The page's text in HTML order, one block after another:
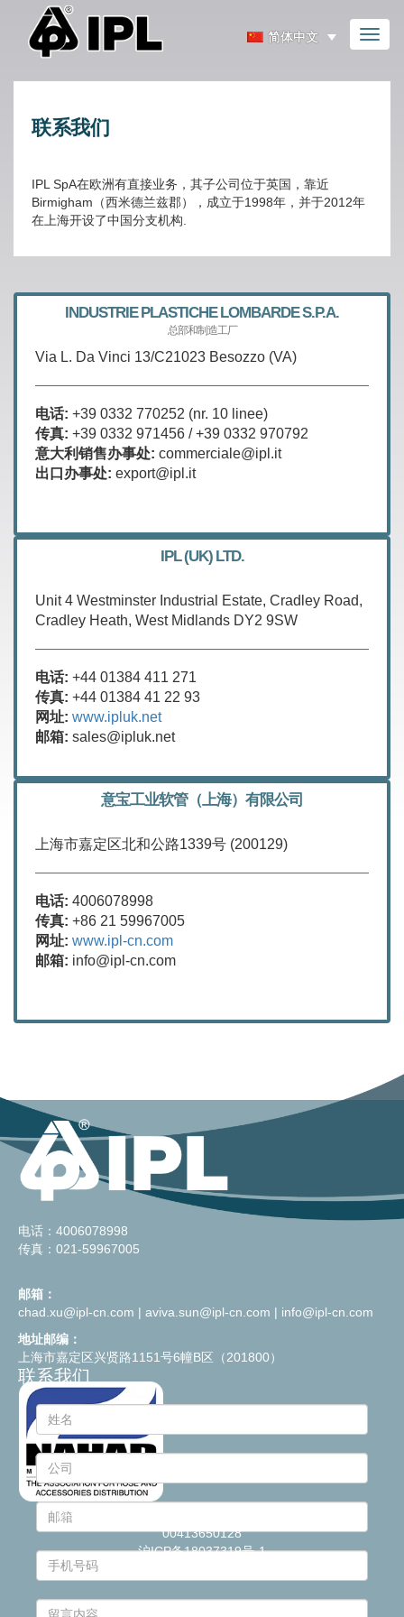
简体中文
联系我们
IPL SpA在欧洲有直接业务，其子公司位于英国，靠近
Birmigham（西米德兰兹郡），成立于1998年，并于2012年
在上海开设了中国分支机构.
INDUSTRIE PLASTICHE LOMBARDE S.P.A.
总部和制造工厂
Via L. Da Vinci 13/C21023 Besozzo (VA)
电话: +39 0332 770252 (nr. 10 linee)
传真: +39 0332 971456 / +39 0332 970792
意大利销售办事处: commerciale@ipl.it
出口办事处: export@ipl.it
IPL (UK) LTD.
Unit 4 Westminster Industrial Estate, Cradley Road,
Cradley Heath, West Midlands DY2 9SW
电话: +44 01384 411 271
传真: +44 01384 41 22 93
网址: www.ipluk.net
邮箱: sales@ipluk.net
意宝工业软管（上海）有限公司
上海市嘉定区北和公路1339号 (200129)
电话: 4006078998
传真: +86 21 59967005
网址: www.ipl-cn.com
邮箱: info@ipl-cn.com
电话：4006078998
传真：021-59967005
邮箱：
chad.xu@ipl-cn.com | aviva.sun@ipl-cn.com | info@ipl-cn.com
地址邮编：
上海市嘉定区兴贤路1151号6幢B区（201800）
联系我们
© 2021
00413650128
沪ICP备18037319号-1